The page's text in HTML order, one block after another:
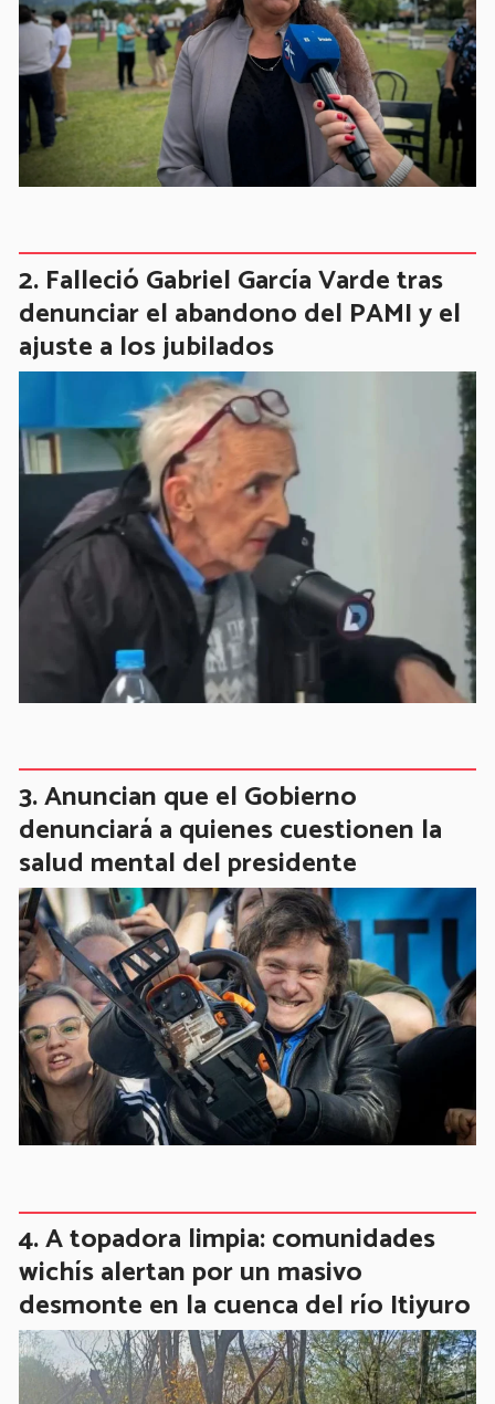
Falleció Gabriel García Varde tras
denunciar el abandono del PAMI y el
ajuste a los jubilados
Anuncian que el Gobierno
denunciará a quienes cuestionen la
salud mental del presidente
A topadora limpia: comunidades
wichís alertan por un masivo
desmonte en la cuenca del río Itiyuro